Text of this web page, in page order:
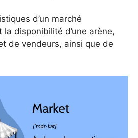
d’un marché
la disponibilité d’une arène,
de vendeurs, ainsi que de